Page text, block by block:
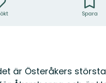
Spara
är Österåkers